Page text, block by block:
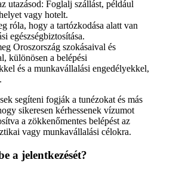
utazásod: Foglalj szállást, például
vagy hotelt.
róla, hogy a tartózkodása alatt van
egészségbiztosítása.
Oroszország szokásaival és
különösen a belépési
és a munkavállalási engedélyekkel,
segíteni fogják a tunézokat és más
sikeresen kérhessenek vízumot
a zökkenőmentes belépést az
vagy munkavállalási célokra.
a jelentkezését?